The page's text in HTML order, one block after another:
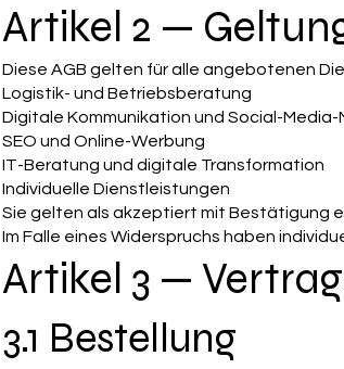
Artikel 2 —
Diese AGB gelten für alle angebotenen
Logistik- und Betriebsberatung
Digitale Kommunikation und Social-
SEO und Online-Werbung
IT-Beratung und digitale Transformation
Individuelle Dienstleistungen
Sie gelten als akzeptiert mit Bestätigung
Im Falle eines Widerspruchs haben
Artikel 3 —
3.1 Bestellung